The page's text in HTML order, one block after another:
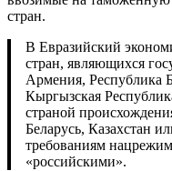
стран.
В Евразийский
стран, являющихся
Армения, Республика
Кыргызская
страной
Беларусь, Казахстан
требованиям
«российскими».